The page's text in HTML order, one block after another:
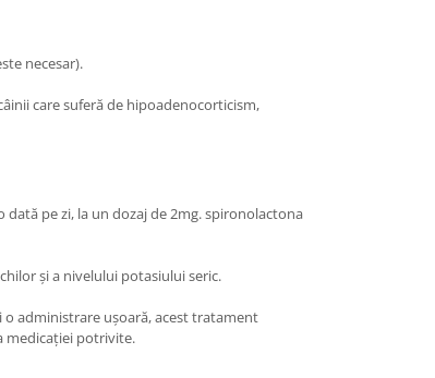
necesar).
care suferă de hipoadenocorticism,
pe zi, la un dozaj de 2mg. spironolactona
și a nivelului potasiului seric.
administrare ușoară, acest tratament
medicației potrivite.